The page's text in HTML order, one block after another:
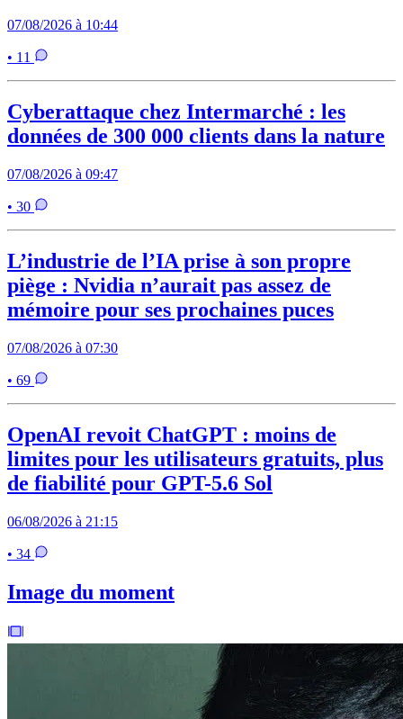
07/08/2026 à 10:44
• 11
Cyberattaque chez Intermarché : les
données de 300 000 clients dans la nature
07/08/2026 à 09:47
• 30
L’industrie de l’IA prise à son propre
piège : Nvidia n’aurait pas assez de
mémoire pour ses prochaines puces
07/08/2026 à 07:30
• 69
OpenAI revoit ChatGPT : moins de
limites pour les utilisateurs gratuits, plus
de fiabilité pour GPT-5.6 Sol
06/08/2026 à 21:15
• 34
Image du moment